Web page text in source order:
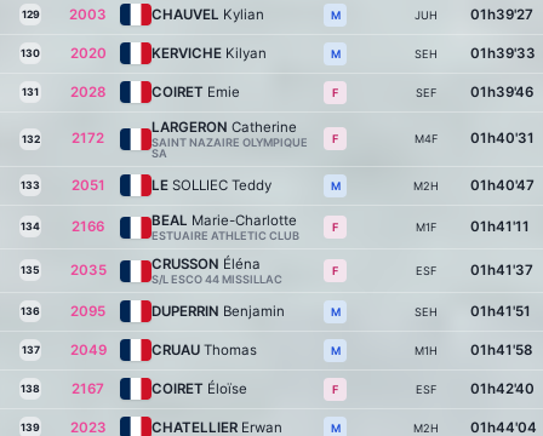
129 2003 CHAUVEL Kylian M JUH 01h39'27
130 2020 KERVICHE Kilyan M SEH 01h39'33
131 2028 COIRET Emie F SEF 01h39'46
132 2172
LARGERON Catherine
SAINT NAZAIRE OLYMPIQUE
SA
F M4F 01h40'31
133 2051 LE SOLLIEC Teddy M M2H 01h40'47
134 2166 BEAL Marie-Charlotte
ESTUAIRE ATHLETIC CLUB
F M1F 01h41'11
135 2035 CRUSSON Éléna
S/L ESCO 44 MISSILLAC
F ESF 01h41'37
136 2095 DUPERRIN Benjamin M SEH 01h41'51
137 2049 CRUAU Thomas M M1H 01h41'58
138 2167 COIRET Éloïse F ESF 01h42'40
139 2023 CHATELLIER Erwan M M2H 01h44'04